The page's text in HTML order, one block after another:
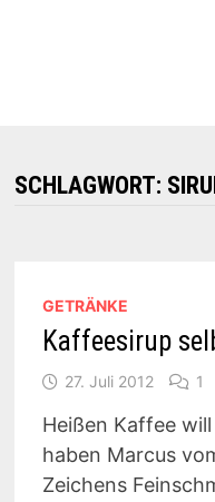
SCHLAGWORT:
GETRÄNKE
Kaffeesirup
27. Juli 2012 1
Heißen Kaffee
haben Marcus
Zeichens